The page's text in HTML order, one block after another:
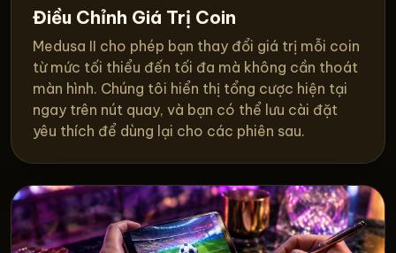
Điều Chỉnh Giá Trị Coin
Medusa II cho phép bạn thay đổi giá trị mỗi coin
từ mức tối thiểu đến tối đa mà không cần thoát
màn hình. Chúng tôi hiển thị tổng cược hiện tại
ngay trên nút quay, và bạn có thể lưu cài đặt
yêu thích để dùng lại cho các phiên sau.